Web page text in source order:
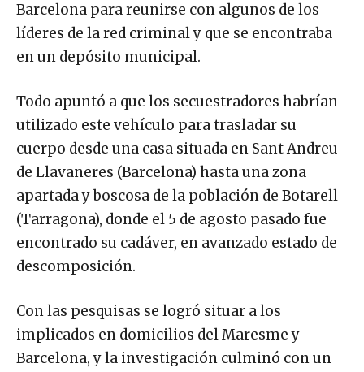
Barcelona para reunirse con algunos de los
líderes de la red criminal y que se encontraba
en un depósito municipal.
Todo apuntó a que los secuestradores habrían
utilizado este vehículo para trasladar su
cuerpo desde una casa situada en Sant Andreu
de Llavaneres (Barcelona) hasta una zona
apartada y boscosa de la población de Botarell
(Tarragona), donde el 5 de agosto pasado fue
encontrado su cadáver, en avanzado estado de
descomposición.
Con las pesquisas se logró situar a los
implicados en domicilios del Maresme y
Barcelona, y la investigación culminó con un